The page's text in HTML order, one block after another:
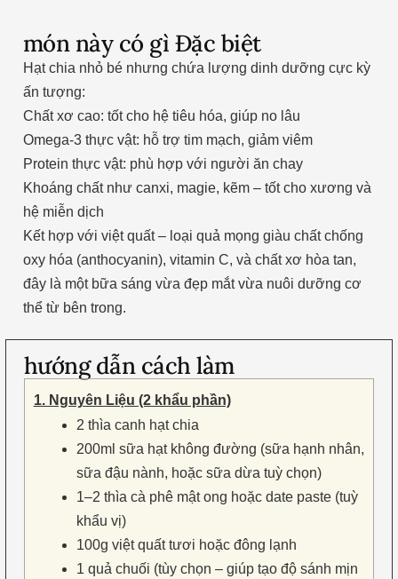
món này có gì Đặc biệt
Hạt chia nhỏ bé nhưng chứa lượng dinh dưỡng cực kỳ
ấn tượng:
Chất xơ cao: tốt cho hệ tiêu hóa, giúp no lâu
Omega-3 thực vật: hỗ trợ tim mạch, giảm viêm
Protein thực vật: phù hợp với người ăn chay
Khoáng chất như canxi, magie, kẽm – tốt cho xương và
hệ miễn dịch
Kết hợp với việt quất – loại quả mọng giàu chất chống
oxy hóa (anthocyanin), vitamin C, và chất xơ hòa tan,
đây là một bữa sáng vừa đẹp mắt vừa nuôi dưỡng cơ
thể từ bên trong.
hướng dẫn cách làm
1. Nguyên Liệu (2 khẩu phần)
2 thìa canh hạt chia
200ml sữa hạt không đường (sữa hạnh nhân,
sữa đậu nành, hoặc sữa dừa tuỳ chọn)
1–2 thìa cà phê mật ong hoặc date paste (tuỳ
khẩu vị)
100g việt quất tươi hoặc đông lạnh
1 quả chuối (tùy chọn – giúp tạo độ sánh mịn